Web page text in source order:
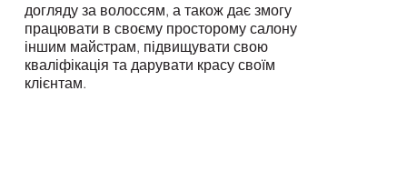
догляду за волоссям, а також дає змогу
працювати в своєму просторому салону
іншим майстрам, підвищувати свою
кваліфікація та дарувати красу своїм
клієнтам.